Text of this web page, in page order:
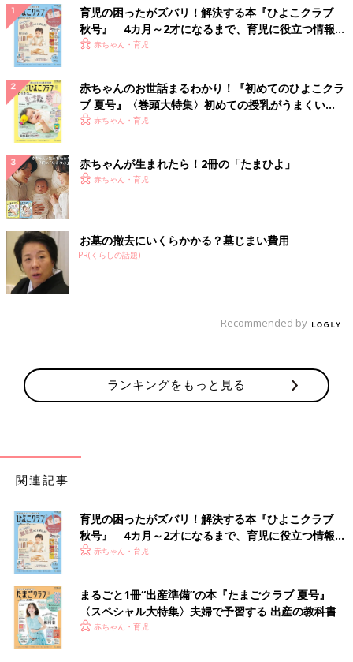
食べ物を吐き出してしまうのは、動物的センサーが
優れた証拠！と心配しないで
甘くておいしいおっぱいやミルクに対し、食べ物はさまざまな味
がします。とくに酸味や苦みは「腐っているかも！」という動物
的センサーが作動して、拒絶が起きやすい味。赤ちゃんが吐き出
すのも無理ありません。ただ、そんな苦手な味も8〜12回ほど食
続けるといいですね。
赤ちゃんはママやパパの表情に敏感！離乳食タイム
赤ちゃんは8～10カ月ごろから、周囲の顔を見て、やってもいい
こととダメなことを判断し出します。動物センサーで拒否した味
も、ママ・パパが笑顔と明るい声かけで食べさせると、しだいに
安心して口にすることが増えるでしょう。最初は大変なこともあ
監修・取材／工藤紀子先生 取材・文／江原めぐみ、たまひよ
ONLINE編集部
クアップ。その乗りきり法について、芥川バー
スクリニックの助産師・鳥越さんに教えてもら
いました。赤ちゃんを健やかに育てるために
も、ママの健康はとても大事。自分の体、ねぎ
赤ちゃんが生まれてすぐからこんなふうに離乳食を食べる準備を
進めているなんて、びっくり！ その頑張りを応援したくなりま
すし、離乳食を始めるのもとても楽しみになりますね！
参考／『初めてのひよこクラブ』2024年夏号「赤ちゃんが離乳
食を食べられるようになるまで…」
●記事の内容は2024年5月の情報で、現在と異なる場合がありま
育児の困ったがズバリ！解決する本『ひよこクラブ
秋号』 4カ月～2才になるまで、育児に役立つ情報が
いっぱい！
赤ちゃん・育児
赤ちゃんのお世話まるわかり！『初めてのひよこクラ
ブ 夏号』〈巻頭大特集〉初めての授乳がうまくい
く！ おっぱい・ミルクの基本と夏のトラブル 解決テ
赤ちゃん・育児
赤ちゃんが生まれたら！2冊の「たまひよ」
赤ちゃん・育児
お墓の撤去にいくらかかる？墓じまい費用
PR(くらしの話題)
Recommended by
ランキングをもっと見る
関連記事
育児の困ったがズバリ！解決する本『ひよこクラブ
秋号』 4カ月～2才になるまで、育児に役立つ情報が
いっぱい！
赤ちゃん・育児
まるごと1冊“出産準備”の本『たまごクラブ 夏号』
〈スペシャル大特集〉夫婦で予習する 出産の教科書
赤ちゃん・育児